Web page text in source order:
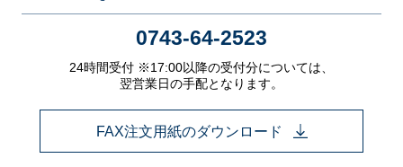
0743-64-2523
24時間受付 ※17:00以降の受付分については、
翌営業日の手配となります。
FAX注文用紙のダウンロード